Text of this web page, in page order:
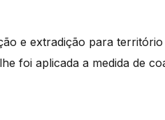
e extradição para
foi aplicada a medida de